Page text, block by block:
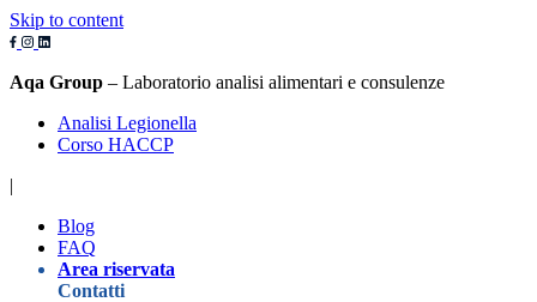
Skip to content
Aqa Group – Laboratorio analisi alimentari e consulenze
Analisi Legionella
Corso HACCP
|
Blog
FAQ
Area riservata
Contatti